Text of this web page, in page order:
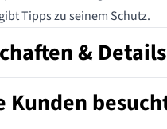
Tipps zu seinem Schutz.
& Details
501520115-D
Kunden